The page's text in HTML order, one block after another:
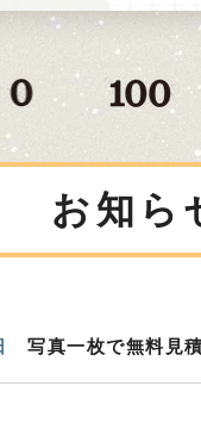
お知ら
写真一枚で無料見